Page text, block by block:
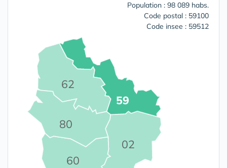
Population : 98 089 habs.
Code postal : 59100
Code insee : 59512
02
59
60
62
80